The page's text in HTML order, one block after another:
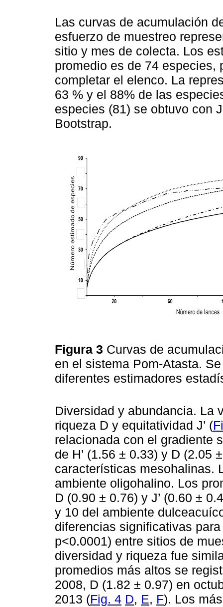
Las curvas de acumulación
esfuerzo de muestreo
sitio y mes de colecta. Los
promedio es de 74 especies,
completar el elenco. La
63 % y el 88% de las
especies (81) se obtuvo con
Bootstrap.
Figura 3 Curvas de
en el sistema Pom-Atasta.
diferentes estimadores
Diversidad y abundancia. La
riqueza D y equitatividad J’ (
relacionada con el gradiente
de H’ (1.56 ± 0.33) y D (2.05
características mesohalinas.
ambiente oligohalino. Los
D (0.90 ± 0.76) y J’ (0.60 ±
y 10 del ambiente
diferencias significativas
p<0.0001) entre sitios de
diversidad y riqueza fue
promedios más altos se
2008, D (1.82 ± 0.97) en
2013 (Fig. 4 D, E, F). Los